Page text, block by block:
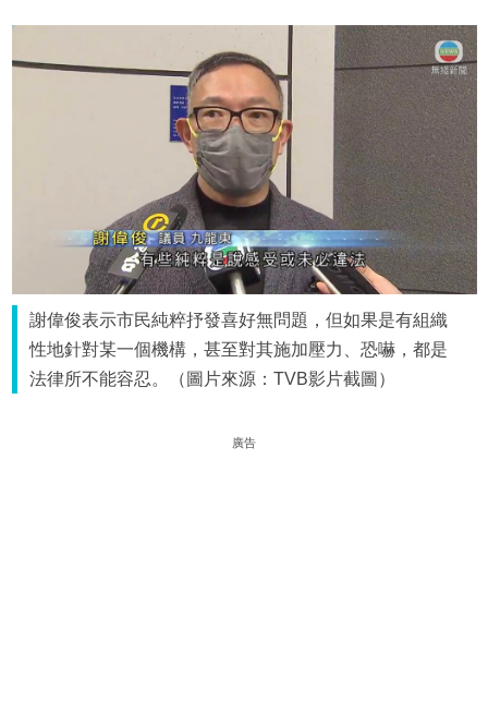
謝偉俊表示市民純粹抒發喜好無問題，但如果是有組織
性地針對某一個機構，甚至對其施加壓力、恐嚇，都是
法律所不能容忍。（圖片來源：TVB影片截圖）
廣告